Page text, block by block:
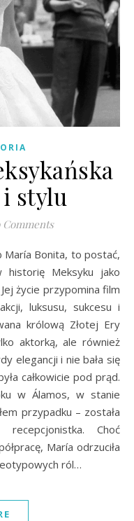
stylu
Comments
Meksyku jako
życie przypomina film
luksusu, sukcesu i
królową Złotej Ery
aktorką, ale również
elegancji i nie bała się
całkowicie pod prąd.
w Álamos, w stanie
przypadku – została
Choć
María odrzuciła
ról…